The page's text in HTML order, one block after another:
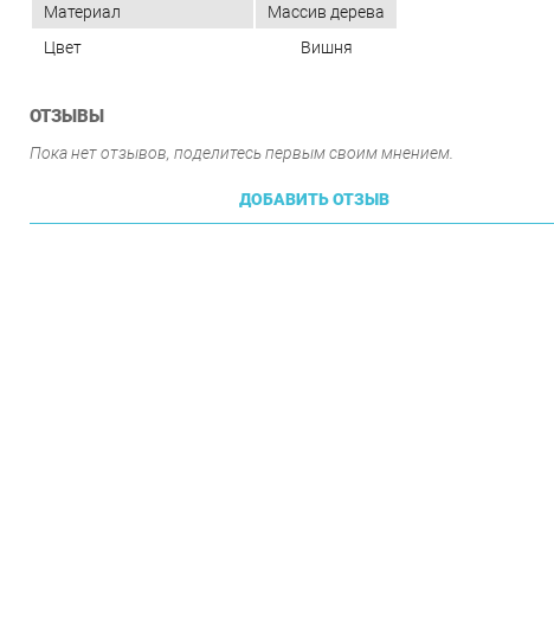
Материал
Массив дерева
Цвет
Вишня
ОТЗЫВЫ
Пока нет отзывов, поделитесь первым своим мнением.
ДОБАВИТЬ ОТЗЫВ